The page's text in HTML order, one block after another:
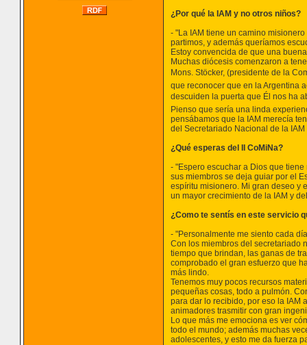
¿Por qué la IAM y no otros niños?
- "La IAM tiene un camino
partimos, y además queríamos
Estoy convencida de que una
Muchas diócesis comenzaron a
Mons. Stöcker, (presidente de la
que reconocer que en la Argentina
descuiden la puerta que Él nos ha
Pienso que sería una linda
pensábamos que la IAM merecía
del Secretariado Nacional de la
¿Qué esperas del II CoMiNa?
- "Espero escuchar a Dios que
sus miembros se deja guiar por el
espíritu misionero. Mi gran deseo y
un mayor crecimiento de la IAM y
¿Como te sentís en este servicio
- "Personalmente me siento cada
Con los miembros del secretariado
tiempo que brindan, las ganas de
comprobado el gran esfuerzo que
más lindo.
Tenemos muy pocos recursos
pequeñas cosas, todo a pulmón.
para dar lo recibido, por eso la IAM
animadores trasmitir con gran
Lo que más me emociona es ver
todo el mundo; además muchas
adolescentes, y esto me da fuerza